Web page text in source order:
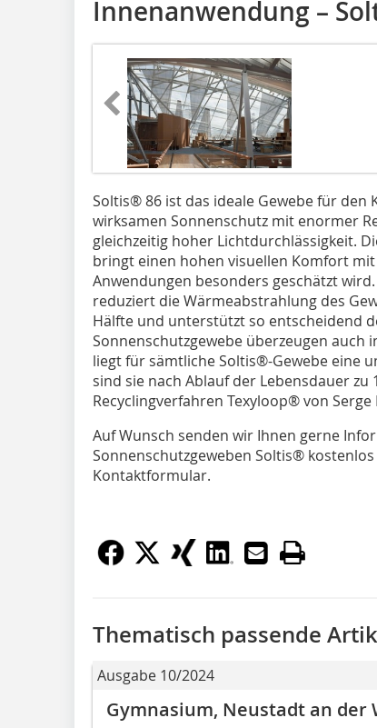
Innenanwendung –
Soltis® 86 ist das ideale Gewebe für den
wirksamen Sonnenschutz mit enormer
gleichzeitig hoher Lichtdurchlässigkeit.
bringt einen hohen visuellen Komfort
Anwendungen besonders geschätzt
reduziert die Wärmeabstrahlung des
Hälfte und unterstützt so entscheidend
Sonnenschutzgewebe überzeugen auch
liegt für sämtliche Soltis®-Gewebe eine
sind sie nach Ablauf der Lebensdauer
Recyclingverfahren Texyloop® von Serge
Auf Wunsch senden wir Ihnen gerne
Sonnenschutzgeweben Soltis®
Kontaktformular.
Thematisch passende
Ausgabe 10/2024
Gymnasium, Neustadt an der